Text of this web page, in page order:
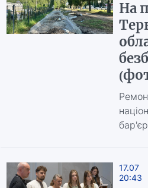
На
17.07
20:43